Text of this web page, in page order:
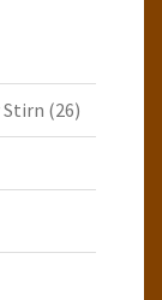
Stirn (26)